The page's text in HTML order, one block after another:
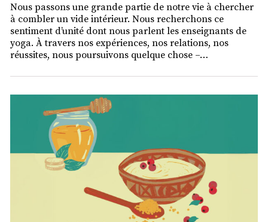
Nous passons une grande partie de notre vie à chercher
à combler un vide intérieur. Nous recherchons ce
sentiment d’unité dont nous parlent les enseignants de
yoga. À travers nos expériences, nos relations, nos
réussites, nous poursuivons quelque chose –…